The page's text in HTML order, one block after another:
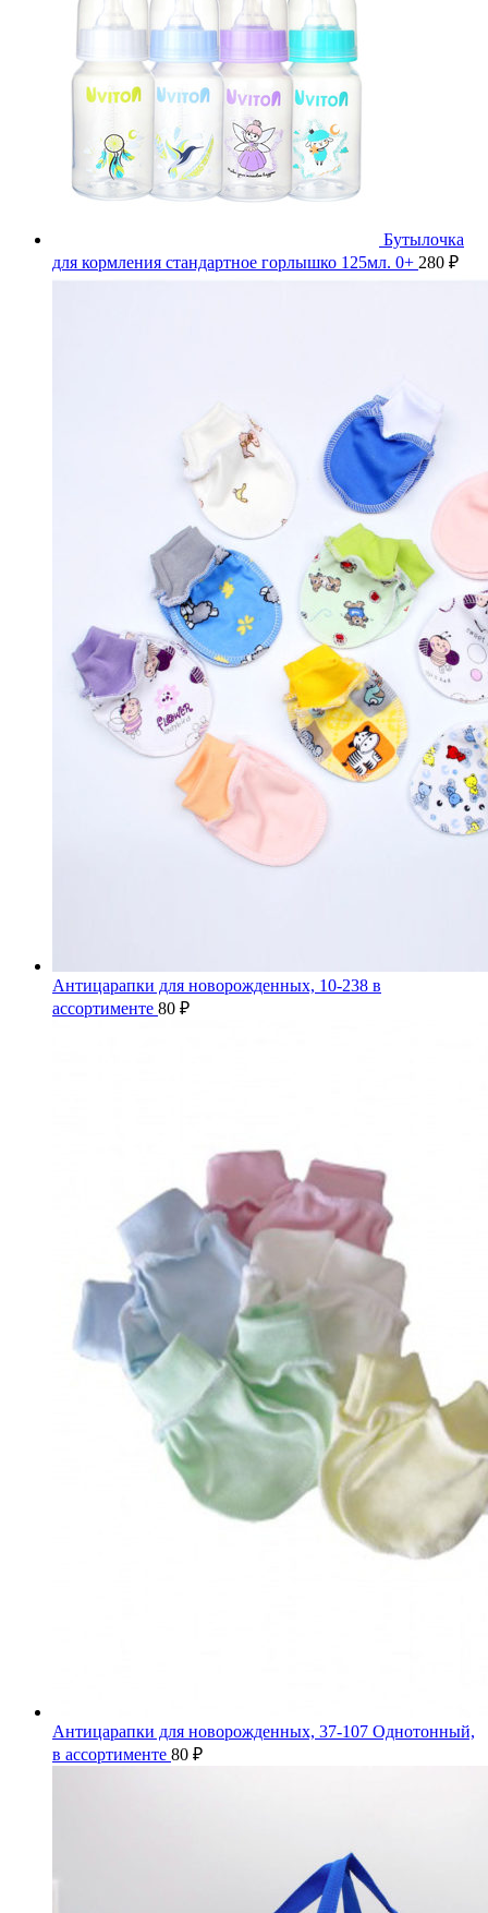
Бутылочка
для кормления стандартное горлышко 125мл. 0+ 280 ₽
Антицарапки для новорожденных, 10-238 в
ассортименте 80 ₽
Антицарапки для новорожденных, 37-107 Однотонный,
в ассортименте 80 ₽